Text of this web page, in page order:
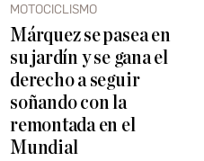
MOTOCICLISMO
Márquez se pasea en
su jardín y se gana el
derecho a seguir
soñando con la
remontada en el
Mundial